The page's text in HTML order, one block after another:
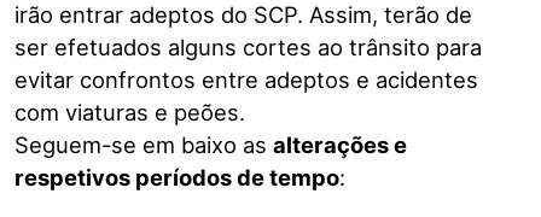
irão entrar adeptos do SCP. Assim, terão de
ser efetuados alguns cortes ao trânsito para
evitar confrontos entre adeptos e acidentes
com viaturas e peões.
Seguem-se em baixo as alterações e
respetivos períodos de tempo: